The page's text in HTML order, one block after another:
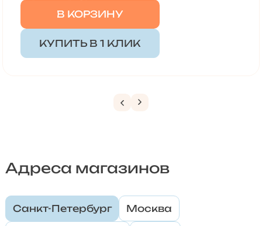
В КОРЗИНУ
КУПИТЬ В 1 КЛИК
Адреса магазинов
Санкт-Петербург Москва